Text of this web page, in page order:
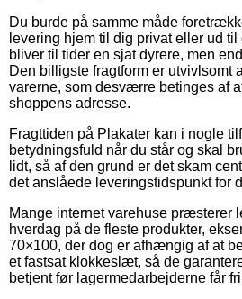
Du burde på samme måde
levering hjem til dig privat eller ud
bliver til tider en sjat dyrere, men
Den billigste fragtform er utvivlsomt
varerne, som desværre betinges af
shoppens adresse.
Fragttiden på Plakater kan i nogle
betydningsfuld når du står og skal
lidt, så af den grund er det skam
det anslåede leveringstidspunkt for
Mange internet varehuse præsterer
hverdag på de fleste produkter,
70×100, der dog er afhængig af at
et fastsat klokkeslæt, så de
betjent før lagermedarbejderne får